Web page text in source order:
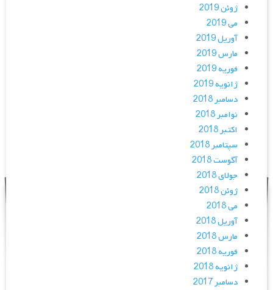
ژوئن 2019
می 2019
آوریل 2019
مارس 2019
فوریه 2019
ژانویه 2019
دسامبر 2018
نوامبر 2018
اکتبر 2018
سپتامبر 2018
آگوست 2018
جولای 2018
ژوئن 2018
می 2018
آوریل 2018
مارس 2018
فوریه 2018
ژانویه 2018
دسامبر 2017